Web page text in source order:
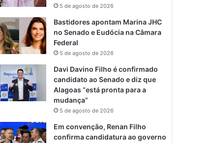
5 de agosto de 2026
Bastidores apontam Marina JHC
no Senado e Eudócia na Câmara
Federal
5 de agosto de 2026
Davi Davino Filho é confirmado
candidato ao Senado e diz que
Alagoas “está pronta para a
mudança”
5 de agosto de 2026
Em convenção, Renan Filho
confirma candidatura ao governo